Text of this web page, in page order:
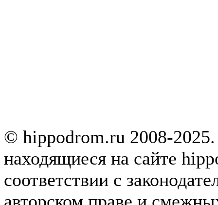
© hippodrom.ru 2008-
находящиеся на сайте
соответствии с